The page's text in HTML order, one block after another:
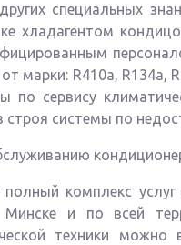
специальных
хладагентом
марки: R410a,
сервису
системы по
комплекс
и по всей
техники